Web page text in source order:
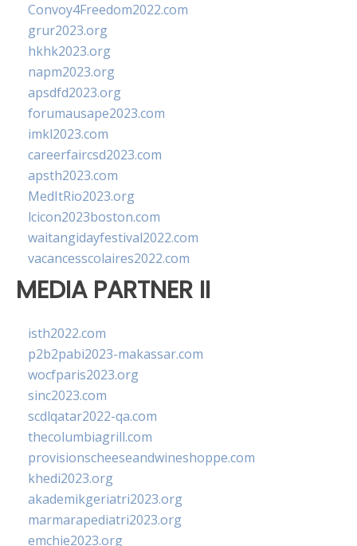
Convoy4Freedom2022.com
grur2023.org
hkhk2023.org
napm2023.org
apsdfd2023.org
forumausape2023.com
imkl2023.com
careerfaircsd2023.com
apsth2023.com
MedItRio2023.org
lcicon2023boston.com
waitangidayfestival2022.com
vacancesscolaires2022.com
MEDIA PARTNER II
isth2022.com
p2b2pabi2023-makassar.com
wocfparis2023.org
sinc2023.com
scdlqatar2022-qa.com
thecolumbiagrill.com
provisionscheeseandwineshoppe.com
khedi2023.org
akademikgeriatri2023.org
marmarapediatri2023.org
emchie2023.org